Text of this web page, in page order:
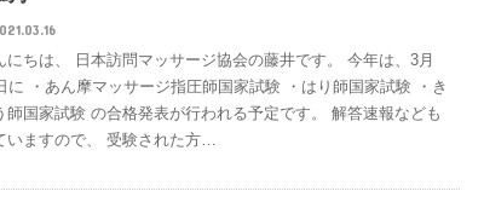
にちは、 日本訪問マッサージ協会の藤井です。 今年は、3月
に ・あん摩マッサージ指圧師国家試験 ・はり師国家試験 ・き
師国家試験 の合格発表が行われる予定です。 解答速報なども
いますので、 受験された方…